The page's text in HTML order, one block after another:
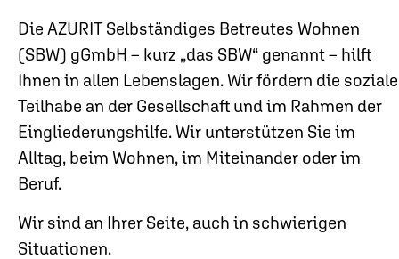
Die AZURIT Selbständiges Betreutes Wohnen
(SBW) gGmbH – kurz „das SBW“ genannt – hilft
Ihnen in allen Lebenslagen. Wir fördern die soziale
Teilhabe an der Gesellschaft und im Rahmen der
Eingliederungshilfe. Wir unterstützen Sie im
Alltag, beim Wohnen, im Miteinander oder im
Beruf.
Wir sind an Ihrer Seite, auch in schwierigen
Situationen.